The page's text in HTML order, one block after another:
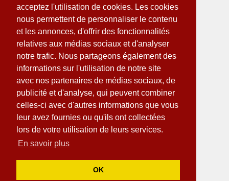
acceptez l'utilisation de cookies. Les cookies
nous permettent de personnaliser le contenu
et les annonces, d'offrir des fonctionnalités
relatives aux médias sociaux et d'analyser
notre trafic. Nous partageons également des
informations sur l'utilisation de notre site
avec nos partenaires de médias sociaux, de
publicité et d'analyse, qui peuvent combiner
celles-ci avec d'autres informations que vous
leur avez fournies ou qu'ils ont collectées
lors de votre utilisation de leurs services.
En savoir plus
OK